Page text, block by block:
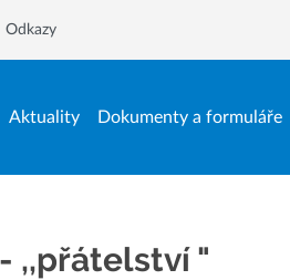
Aktuality Dokumenty a formuláře
Odkazy
,,přátelství "